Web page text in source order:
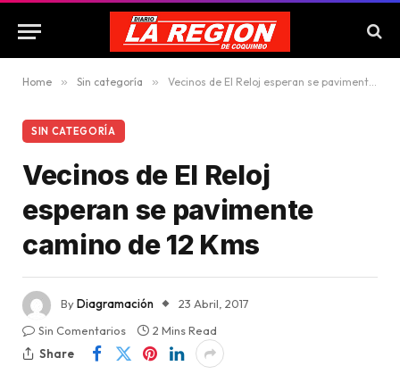
Home » Sin categoría » Vecinos de El Reloj esperan se pavimente camino de 12 Kms
SIN CATEGORÍA
Vecinos de El Reloj
esperan se pavimente
camino de 12 Kms
ByDiagramación
23 Abril, 2017
Sin Comentarios
2 Mins Read
Share